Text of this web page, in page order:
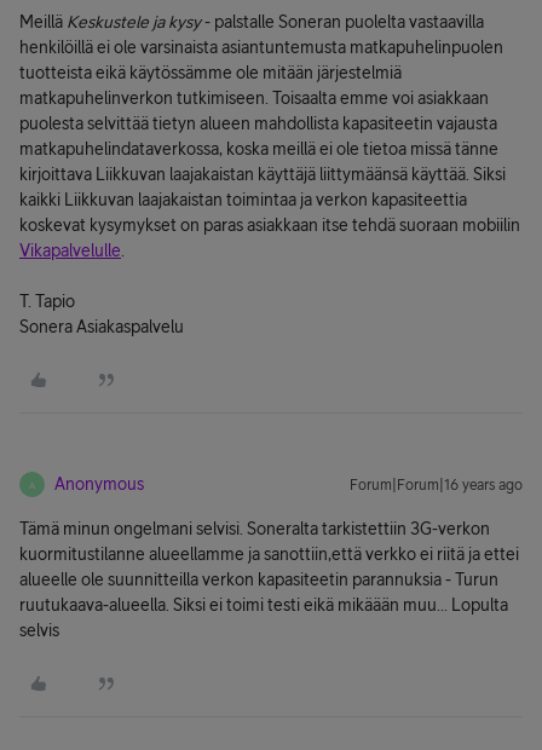
Meillä Keskustele ja kysy- palstalle Soneran puolelta vastaavilla
henkilöillä ei ole varsinaista asiantuntemusta matkapuhelinpuolen
tuotteista eikä käytössämme ole mitään järjestelmiä
matkapuhelinverkon tutkimiseen. Toisaalta emme voi asiakkaan
puolesta selvittää tietyn alueen mahdollista kapasiteetin vajausta
matkapuhelindataverkossa, koska meillä ei ole tietoa missä tänne
kirjoittava Liikkuvan laajakaistan käyttäjä liittymäänsä käyttää. Siksi
kaikki Liikkuvan laajakaistan toimintaa ja verkon kapasiteettia
koskevat kysymykset on paras asiakkaan itse tehdä suoraan mobiilin
Vikapalvelulle
T. Tapio
Sonera Asiakaspalvelu
A Anonymous Forum|Forum|16 years ago
Tämä minun ongelmani selvisi. Soneralta tarkistettiin 3G-verkon
kuormitustilanne alueellamme ja sanottiin,että verkko ei riitä ja ettei
alueelle ole suunnitteilla verkon kapasiteetin parannuksia - Turun
ruutukaava-alueella. Siksi ei toimi testi eikä mikäään muu... Lopulta
selvis